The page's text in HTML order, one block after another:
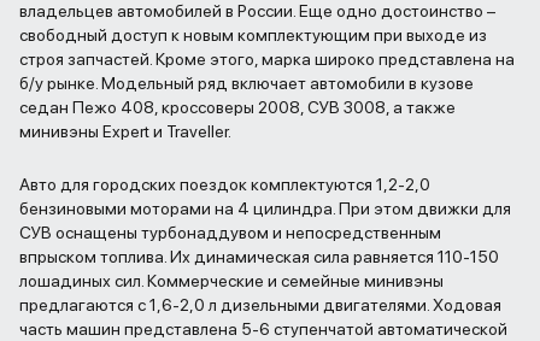
владельцев автомобилей в России. Еще одно достоинство –
свободный доступ к новым комплектующим при выходе из
строя запчастей. Кроме этого, марка широко представлена на
б/у рынке. Модельный ряд включает автомобили в кузове
седан Пежо 408, кроссоверы 2008, СУВ 3008, а также
минивэны Expert и Traveller.
Авто для городских поездок комплектуются 1,2-2,0
бензиновыми моторами на 4 цилиндра. При этом движки для
СУВ оснащены турбонаддувом и непосредственным
впрыском топлива. Их динамическая сила равняется 110-150
лошадиных сил. Коммерческие и семейные минивэны
предлагаются с 1,6-2,0 л дизельными двигателями. Ходовая
часть машин представлена 5-6 ступенчатой автоматической